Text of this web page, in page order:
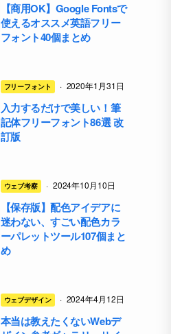
【商用OK】Google Fontsで
使えるオススメ英語フリー
フォント40個まとめ
フリーフォント · 2020年1月31日
入力するだけで美しい！筆
記体フリーフォント86選 改
訂版
ウェブ考察 · 2024年10月10日
【保存版】配色アイデアに
迷わない、すごい配色カラ
ーパレットツール107個まと
め
ウェブデザイン · 2024年4月12日
本当は教えたくないWebデ